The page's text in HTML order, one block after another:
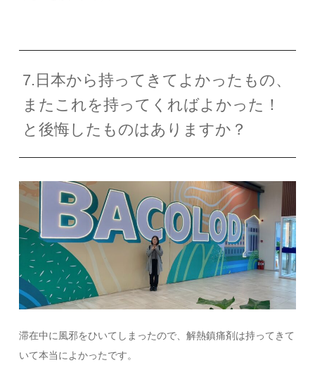
7.日本から持ってきてよかったもの、
またこれを持ってくればよかった！
と後悔したものはありますか？
滞在中に風邪をひいてしまったので、解熱鎮痛剤は持ってきて
いて本当によかったです。